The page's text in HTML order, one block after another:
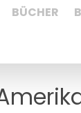
BÜCHER